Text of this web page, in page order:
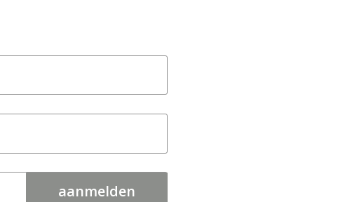
aanmelden